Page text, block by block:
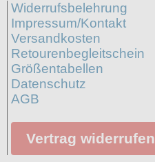
Widerrufsbelehrung
Impressum/Kontakt
Versandkosten
Retourenbegleitschein
Größentabellen
Datenschutz
AGB
Vertrag widerrufen